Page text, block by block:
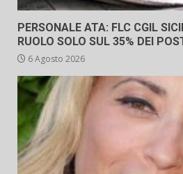
PERSONALE ATA: FLC CGIL
RUOLO SOLO SUL 35% DEI
6 Agosto 2026